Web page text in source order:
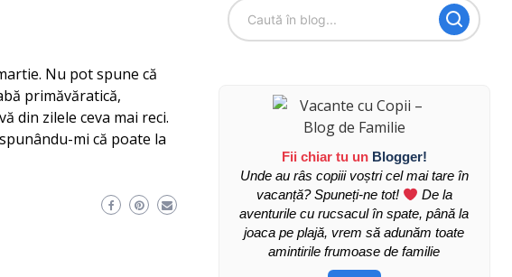
Nu pot spune că
primăvăratică,
din zilele ceva mai reci.
mi că poate la
Fii chiar tu un Blogger!
Unde au râs copiii voștri cel mai tare în
vacanță? Spuneți-ne tot!
De la
aventurile cu rucsacul în spate, până la
joaca pe plajă, vrem să adunăm toate
amintirile frumoase de familie